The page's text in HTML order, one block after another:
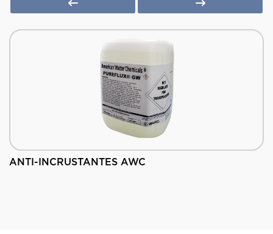
ANTI-INCRUSTANTES AWC